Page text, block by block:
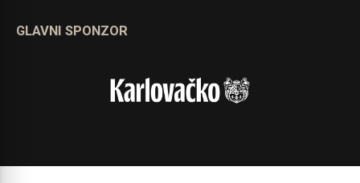
GLAVNI SPONZOR